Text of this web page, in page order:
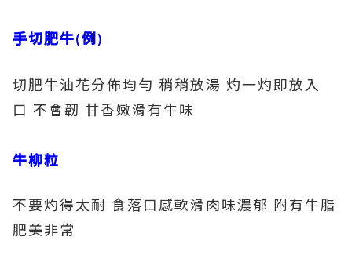
手切肥牛(例)
切肥牛油花分佈均勻 稍稍放湯 灼一灼即放入
口 不會韌 甘香嫩滑有牛味
牛柳粒
不要灼得太耐 食落口感軟滑肉味濃郁 附有牛脂
肥美非常